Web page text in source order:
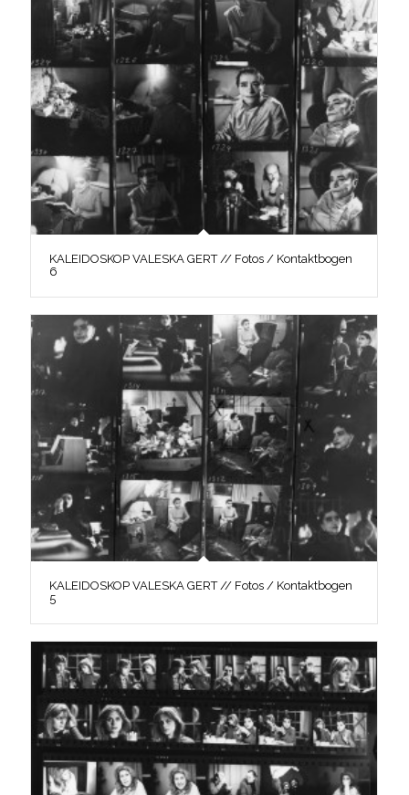
KALEIDOSKOP VALESKA GERT // Fotos / Kontaktbogen
6
KALEIDOSKOP VALESKA GERT // Fotos / Kontaktbogen
5